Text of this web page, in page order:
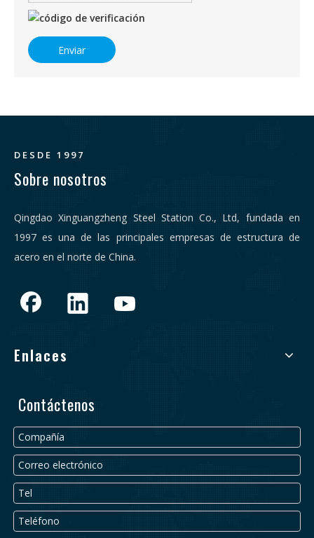
Enviar
DESDE 1997
Sobre nosotros
Qingdao Xinguangzheng Steel Station Co., Ltd, fundada en
1997 es una de las principales empresas de estructura de
acero en el norte de China.
Enlaces
Contáctenos